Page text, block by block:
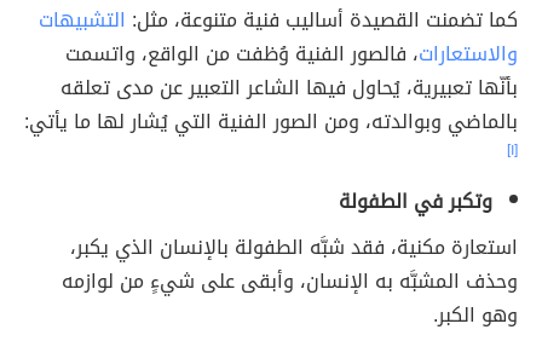
كما تضمنت القصيدة أساليب فنية متنوعة، مثل: التشبيهات
والاستعارات، فالصور الفنية وُظفت من الواقع، واتسمت
بأنّها تعبيرية، يُحاول فيها الشاعر التعبير عن مدى تعلقه
بالماضي وبوالدته، ومن الصور الفنية التي يُشار لها ما يأتي:
[١]
وتكبر في الطفولة
استعارة مكنية، فقد شبَّه الطفولة بالإنسان الذي يكبر،
وحذف المشبَّه به الإنسان، وأبقى على شيءٍ من لوازمه
وهو الكبر.